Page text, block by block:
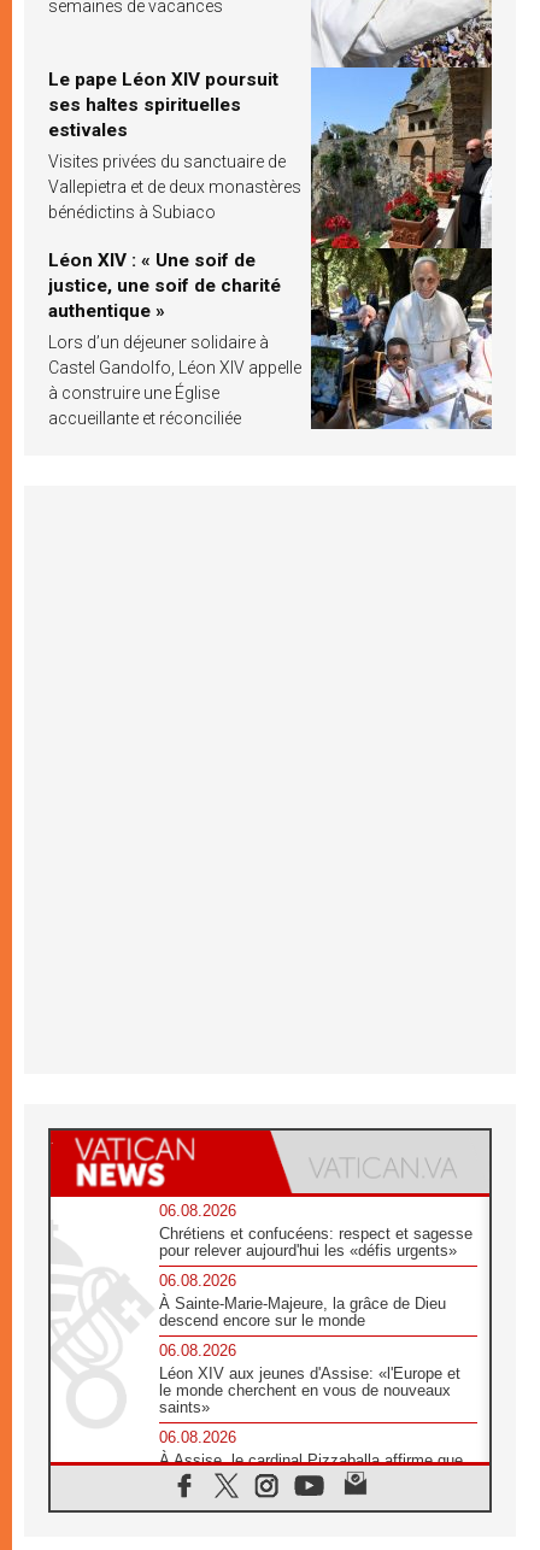
semaines de vacances
Le pape Léon XIV poursuit
ses haltes spirituelles
estivales
Visites privées du sanctuaire de
Vallepietra et de deux monastères
bénédictins à Subiaco
Léon XIV : « Une soif de
justice, une soif de charité
authentique »
Lors d’un déjeuner solidaire à
Castel Gandolfo, Léon XIV appelle
à construire une Église
accueillante et réconciliée
06.08.2026
Chrétiens et confucéens: respect et sagesse
pour relever aujourd'hui les «défis urgents»
06.08.2026
À Sainte-Marie-Majeure, la grâce de Dieu
descend encore sur le monde
06.08.2026
Léon XIV aux jeunes d'Assise: «l'Europe et
le monde cherchent en vous de nouveaux
saints»
06.08.2026
À Assise, le cardinal Pizzaballa affirme que
«les chrétiens veulent la paix»
06.08.2026